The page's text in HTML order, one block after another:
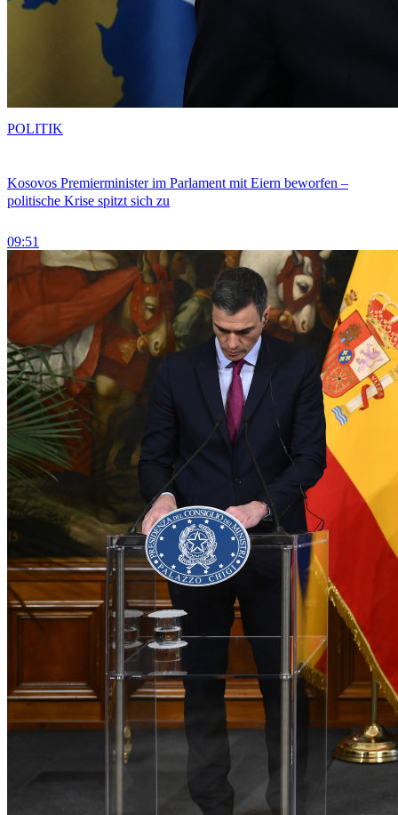
Kosovos Premierminister im Parlament mit Eiern beworfen –
politische Krise spitzt sich zu
09:51
POLITIK